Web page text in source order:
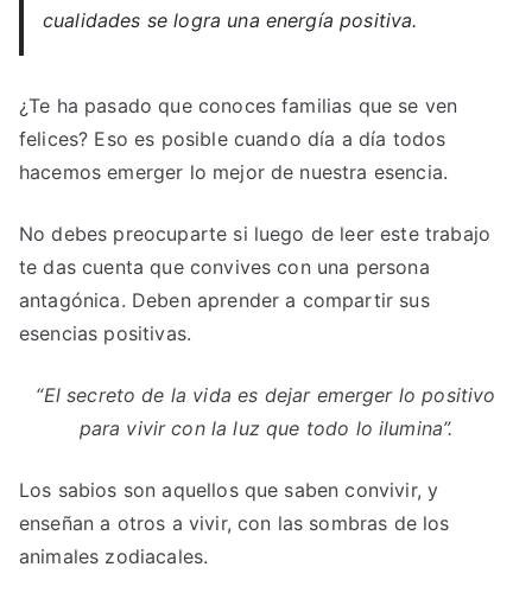
cualidades se logra una energía positiva.
¿Te ha pasado que conoces familias que se ven
felices? Eso es posible cuando día a día todos
hacemos emerger lo mejor de nuestra esencia.
No debes preocuparte si luego de leer este trabajo
te das cuenta que convives con una persona
antagónica. Deben aprender a compartir sus
esencias positivas.
“El secreto de la vida es dejar emerger lo positivo
para vivir con la luz que todo lo ilumina”.
Los sabios son aquellos que saben convivir, y
enseñan a otros a vivir, con las sombras de los
animales zodiacales.